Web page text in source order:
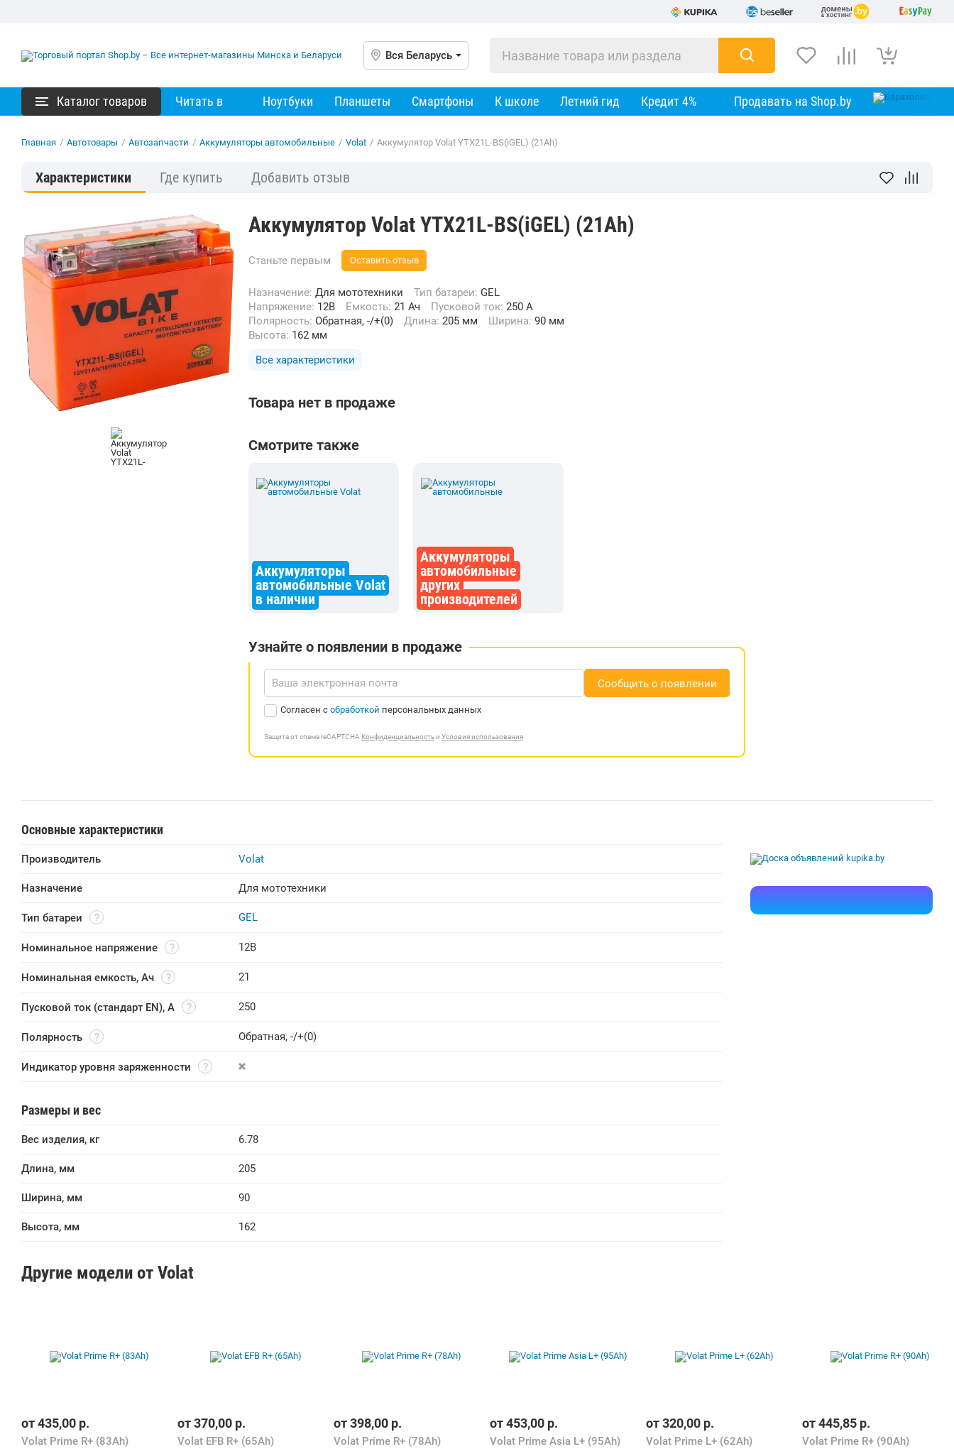
Вся Беларусь
Каталог товаров Читать в Ноутбуки Планшеты Смартфоны К школе Летний гид Кредит 4% Продавать на Shop.by
Главная / Автотовары / Автозапчасти / Аккумуляторы автомобильные / Volat / Аккумулятор Volat YTX21L-BS(iGEL) (21Ah)
Характеристики Где купить Добавить отзыв
Аккумулятор Volat YTX21L-BS(iGEL) (21Ah)
Станьте первым Оставить отзыв
Назначение: Для мототехники Тип батареи: GEL
Напряжение: 12В Емкость: 21 Ач Пусковой ток: 250 A
Полярность: Обратная, -/+(0) Длина: 205 мм Ширина: 90 мм
Высота: 162 мм
Все характеристики
Товара нет в продаже
Смотрите также
Аккумуляторы
автомобильные Volat
в наличии
Аккумуляторы
автомобильные
других
производителей
Узнайте о появлении в продаже
Сообщить о появлении
Согласен с обработкой персональных данных
Защита от спама reCAPTCHA Конфиденциальностьи Условия использования
Основные характеристики
Производитель Volat
Назначение Для мототехники
Тип батареи GEL
Номинальное напряжение 12В
Номинальная емкость, Ач 21
Пусковой ток (стандарт EN), A 250
Полярность Обратная, -/+(0)
Индикатор уровня заряженности
Размеры и вес
Вес изделия, кг 6.78
Длина, мм 205
Ширина, мм 90
Высота, мм 162
Другие модели от Volat
от435,00 р.
Volat Prime R+ (83Ah)
от370,00 р.
Volat EFB R+ (65Ah)
от398,00 р.
Volat Prime R+ (78Ah)
от453,00 р.
Volat Prime Asia L+ (95Ah)
от320,00 р.
Volat Prime L+ (62Ah)
от445,85 р.
Volat Prime R+ (90Ah)